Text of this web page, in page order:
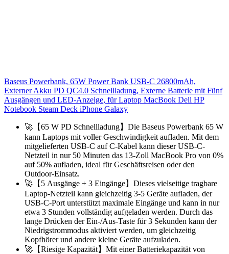
Baseus Powerbank, 65W Power Bank USB-C 26800mAh,
Externer Akku PD QC4.0 Schnellladung, Externe Batterie mit Fünf
Ausgängen und LED-Anzeige, für Laptop MacBook Dell HP
Notebook Steam Deck iPhone Galaxy
🚀【65 W PD Schnellladung】Die Baseus Powerbank 65 W
kann Laptops mit voller Geschwindigkeit aufladen. Mit dem
mitgelieferten USB-C auf C-Kabel kann dieser USB-C-
Netzteil in nur 50 Minuten das 13-Zoll MacBook Pro von 0%
auf 50% aufladen, ideal für Geschäftsreisen oder den
Outdoor-Einsatz.
🚀【5 Ausgänge + 3 Eingänge】Dieses vielseitige tragbare
Laptop-Netzteil kann gleichzeitig 3-5 Geräte aufladen, der
USB-C-Port unterstützt maximale Eingänge und kann in nur
etwa 3 Stunden vollständig aufgeladen werden. Durch das
lange Drücken der Ein-/Aus-Taste für 3 Sekunden kann der
Niedrigstrommodus aktiviert werden, um gleichzeitig
Kopfhörer und andere kleine Geräte aufzuladen.
🚀【Riesige Kapazität】Mit einer Batteriekapazität von